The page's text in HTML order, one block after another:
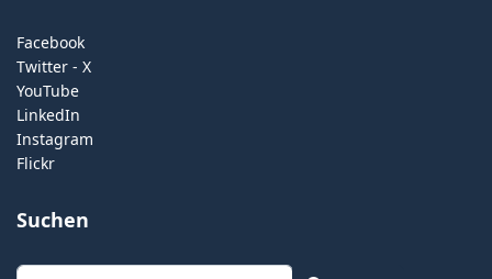
Facebook
Twitter - X
YouTube
LinkedIn
Instagram
Flickr
Suchen